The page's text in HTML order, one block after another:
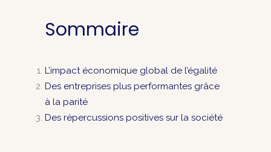
Sommaire
L’impact économique global de l’égalité
Des entreprises plus performantes grâce
à la parité
Des répercussions positives sur la société